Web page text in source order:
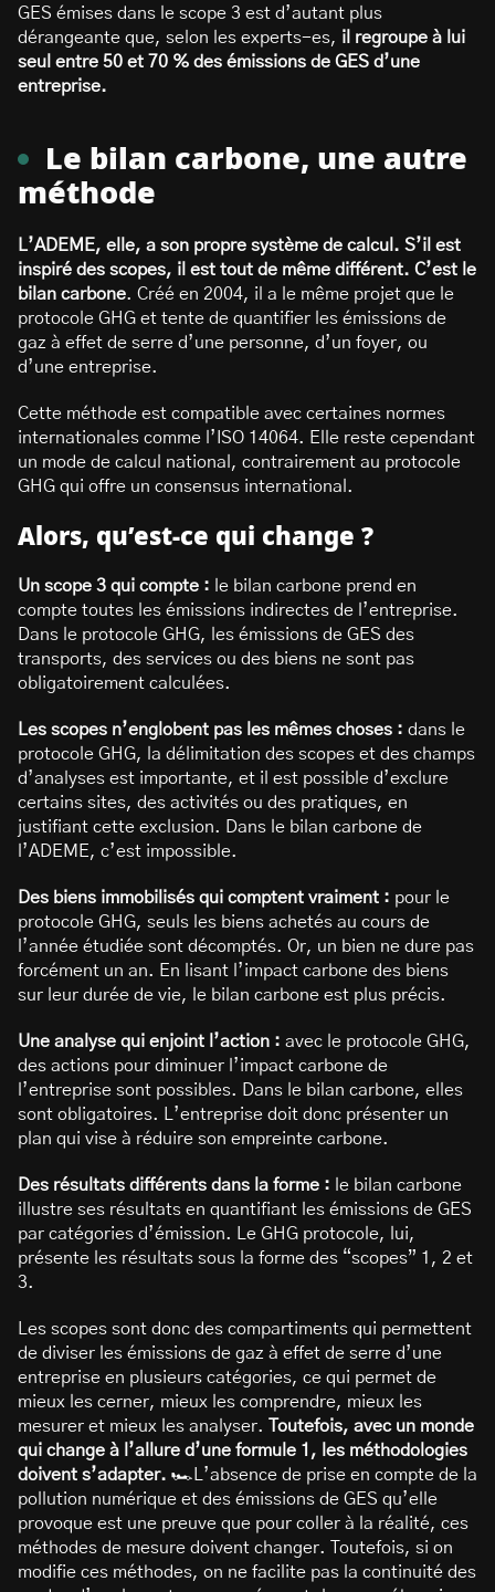
GES émises dans le scope 3 est d’autant plus
dérangeante que, selon les experts-es, il regroupe à lui
seul entre 50 et 70 % des émissions de GES d’une
entreprise.
Le bilan carbone, une autre
méthode
L’ADEME, elle, a son propre système de calcul. S’il est
inspiré des scopes, il est tout de même différent. C’est le
bilan carbone. Créé en 2004, il a le même projet que le
protocole GHG et tente de quantifier les émissions de
gaz à effet de serre d’une personne, d’un foyer, ou
d’une entreprise.
Cette méthode est compatible avec certaines normes
internationales comme l’ISO 14064. Elle reste cependant
un mode de calcul national, contrairement au protocole
GHG qui offre un consensus international.
Alors, qu’est-ce qui change ?
Un scope 3 qui compte : le bilan carbone prend en
compte toutes les émissions indirectes de l’entreprise.
Dans le protocole GHG, les émissions de GES des
transports, des services ou des biens ne sont pas
obligatoirement calculées.
Les scopes n’englobent pas les mêmes choses : dans le
protocole GHG, la délimitation des scopes et des champs
d’analyses est importante, et il est possible d’exclure
certains sites, des activités ou des pratiques, en
justifiant cette exclusion. Dans le bilan carbone de
l’ADEME, c’est impossible.
Des biens immobilisés qui comptent vraiment : pour le
protocole GHG, seuls les biens achetés au cours de
l’année étudiée sont décomptés. Or, un bien ne dure pas
forcément un an. En lisant l’impact carbone des biens
sur leur durée de vie, le bilan carbone est plus précis.
Une analyse qui enjoint l’action : avec le protocole GHG,
des actions pour diminuer l’impact carbone de
l’entreprise sont possibles. Dans le bilan carbone, elles
sont obligatoires. L’entreprise doit donc présenter un
plan qui vise à réduire son empreinte carbone.
Des résultats différents dans la forme : le bilan carbone
illustre ses résultats en quantifiant les émissions de GES
par catégories d’émission. Le GHG protocole, lui,
présente les résultats sous la forme des “scopes” 1, 2 et
3.
Les scopes sont donc des compartiments qui permettent
de diviser les émissions de gaz à effet de serre d’une
entreprise en plusieurs catégories, ce qui permet de
mieux les cerner, mieux les comprendre, mieux les
mesurer et mieux les analyser.
Toutefois, avec un monde
qui change à l’allure d’une formule 1, les méthodologies
doivent s’adapter. 🏎️L’absence de prise en compte de la
pollution numérique et des émissions de GES qu’elle
provoque est une preuve que pour coller à la réalité, ces
méthodes de mesure doivent changer. Toutefois, si on
modifie ces méthodes, on ne facilite pas la continuité des